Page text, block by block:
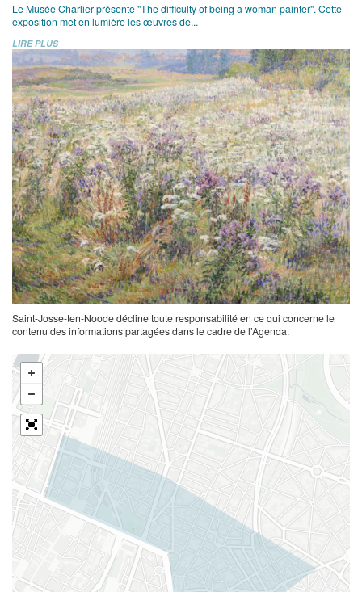
Le Musée Charlier présente "The difficulty of being a woman painter". Cette
exposition met en lumière les œuvres de...
LIRE PLUS
Saint-Josse-ten-Noode décline toute responsabilité en ce qui concerne le
contenu des informations partagées dans le cadre de l’Agenda.